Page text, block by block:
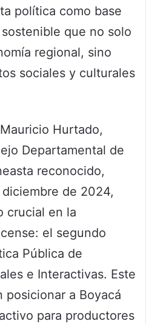
política como base
que no solo
regional, sino
sociales y culturales
Hurtado,
Departamental de
reconocido,
de 2024,
crucial en la
el segundo
Pública de
e Interactivas. Este
a Boyacá
para productores